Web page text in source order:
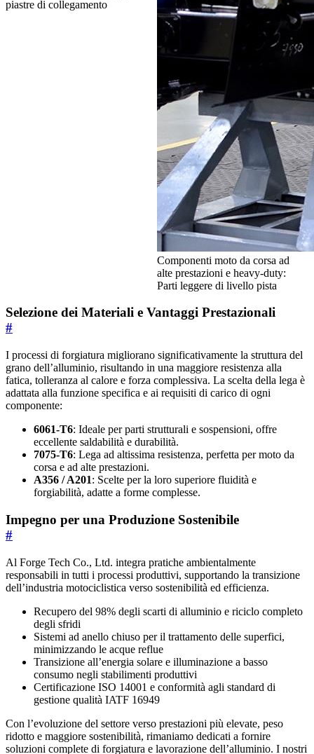
piastre di collegamento
Componenti moto da corsa ad
alte prestazioni e heavy-duty:
Parti leggere di livello pista
Selezione dei Materiali e Vantaggi Prestazionali
#
I processi di forgiatura migliorano significativamente la struttura del
grano dell’alluminio, risultando in una maggiore resistenza alla
fatica, tolleranza al calore e forza complessiva. La scelta della lega è
adattata alla funzione specifica e ai requisiti di carico di ogni
componente:
6061-T6: Ideale per parti strutturali e sospensioni, offre
eccellente saldabilità e durabilità.
7075-T6: Lega ad altissima resistenza, perfetta per moto da
corsa e ad alte prestazioni.
A356 / A201: Scelte per la loro superiore fluidità e
forgiabilità, adatte a forme complesse.
Impegno per una Produzione Sostenibile
#
Al Forge Tech Co., Ltd. integra pratiche ambientalmente
responsabili in tutti i processi produttivi, supportando la transizione
dell’industria motociclistica verso sostenibilità ed efficienza.
Recupero del 98% degli scarti di alluminio e riciclo completo
degli sfridi
Sistemi ad anello chiuso per il trattamento delle superfici,
minimizzando le acque reflue
Transizione all’energia solare e illuminazione a basso
consumo negli stabilimenti produttivi
Certificazione ISO 14001 e conformità agli standard di
gestione qualità IATF 16949
Con l’evoluzione del settore verso prestazioni più elevate, peso
ridotto e maggiore sostenibilità, rimaniamo dedicati a fornire
soluzioni complete di forgiatura e lavorazione dell’alluminio. I nostri